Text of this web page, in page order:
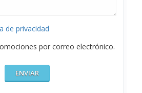
de privacidad
por correo electrónico.